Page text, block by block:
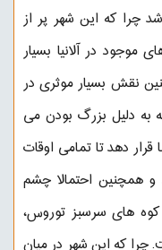
چرا که این شهر پر از
موجود در آلانیا بسیار
نقش بسیار موثری در
به دلیل بزرگ بودن می
قرار دهد تا تمامی اوقات
و همچنین احتمالا چشم
های سرسبز توروس،
چرا که این شهر در میان